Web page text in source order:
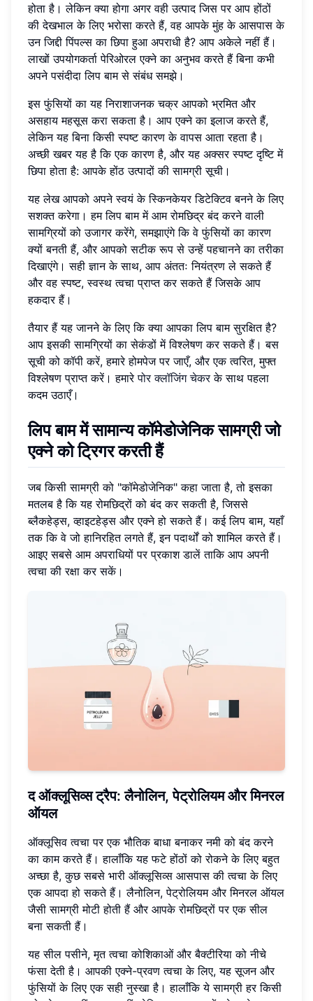
होता है। लेकिन क्या होगा अगर वही उत्पाद जिस पर आप होंठों
की देखभाल के लिए भरोसा करते हैं, वह आपके मुंह के आसपास के
उन जिद्दी पिंपल्स का छिपा हुआ अपराधी है? आप अकेले नहीं हैं।
लाखों उपयोगकर्ता पेरिओरल एक्ने का अनुभव करते हैं बिना कभी
अपने पसंदीदा लिप बाम से संबंध समझे।
इस फुंसियों का यह निराशाजनक चक्र आपको भ्रमित और
असहाय महसूस करा सकता है। आप एक्ने का इलाज करते हैं,
लेकिन यह बिना किसी स्पष्ट कारण के वापस आता रहता है।
अच्छी खबर यह है कि एक कारण है, और यह अक्सर स्पष्ट दृष्टि में
छिपा होता है: आपके होंठ उत्पादों की सामग्री सूची।
यह लेख आपको अपने स्वयं के स्किनकेयर डिटेक्टिव बनने के लिए
सशक्त करेगा। हम लिप बाम में आम रोमछिद्र बंद करने वाली
सामग्रियों को उजागर करेंगे, समझाएंगे कि वे फुंसियों का कारण
क्यों बनती हैं, और आपको सटीक रूप से उन्हें पहचानने का तरीका
दिखाएंगे। सही ज्ञान के साथ, आप अंततः नियंत्रण ले सकते हैं
और वह स्पष्ट, स्वस्थ त्वचा प्राप्त कर सकते हैं जिसके आप
हकदार हैं।
तैयार हैं यह जानने के लिए कि क्या आपका लिप बाम सुरक्षित है?
आप इसकी सामग्रियों का सेकंडों में विश्लेषण कर सकते हैं। बस
सूची को कॉपी करें, हमारे होमपेज पर जाएँ, और एक त्वरित, मुफ्त
विश्लेषण प्राप्त करें। हमारेपोर क्लॉजिंग चेकरके साथ पहला
कदम उठाएँ।
लिप बाम में सामान्य कॉमेडोजेनिक सामग्री जो
एक्ने को ट्रिगर करती हैं
जब किसी सामग्री को "कॉमेडोजेनिक" कहा जाता है, तो इसका
मतलब है कि यह रोमछिद्रों को बंद कर सकती है, जिससे
ब्लैकहेड्स, व्हाइटहेड्स और एक्ने हो सकते हैं। कई लिप बाम, यहाँ
तक कि वे जो हानिरहित लगते हैं, इन पदार्थों को शामिल करते हैं।
आइए सबसे आम अपराधियों पर प्रकाश डालें ताकि आप अपनी
त्वचा की रक्षा कर सकें।
द ऑक्लूसिव्स ट्रैप: लैनोलिन, पेट्रोलियम और मिनरल
ऑयल
ऑक्लूसिव त्वचा पर एक भौतिक बाधा बनाकर नमी को बंद करने
का काम करते हैं। हालाँकि यह फटे होंठों को रोकने के लिए बहुत
अच्छा है, कुछ सबसे भारी ऑक्लूसिव्स आसपास की त्वचा के लिए
एक आपदा हो सकते हैं। लैनोलिन, पेट्रोलियम और मिनरल ऑयल
जैसी सामग्री मोटी होती हैं और आपके रोमछिद्रों पर एक सील
बना सकती हैं।
यह सील पसीने, मृत त्वचा कोशिकाओं और बैक्टीरिया को नीचे
फंसा देती है। आपकी एक्ने-प्रवण त्वचा के लिए, यह सूजन और
फुंसियों के लिए एक सही नुस्खा है। हालाँकि ये सामग्री हर किसी